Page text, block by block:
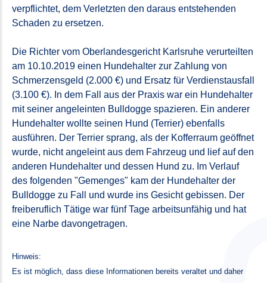
verpflichtet, dem Verletzten den daraus entstehenden
Schaden zu ersetzen.
Die Richter vom Oberlandesgericht Karlsruhe verurteilten
am 10.10.2019 einen Hundehalter zur Zahlung von
Schmerzensgeld (2.000 €) und Ersatz für Verdienstausfall
(3.100 €). In dem Fall aus der Praxis war ein Hundehalter
mit seiner angeleinten Bulldogge spazieren. Ein anderer
Hundehalter wollte seinen Hund (Terrier) ebenfalls
ausführen. Der Terrier sprang, als der Kofferraum geöffnet
wurde, nicht angeleint aus dem Fahrzeug und lief auf den
anderen Hundehalter und dessen Hund zu. Im Verlauf
des folgenden "Gemenges" kam der Hundehalter der
Bulldogge zu Fall und wurde ins Gesicht gebissen. Der
freiberuflich Tätige war fünf Tage arbeitsunfähig und hat
eine Narbe davongetragen.
Hinweis:
Es ist möglich, dass diese Informationen bereits veraltet und daher